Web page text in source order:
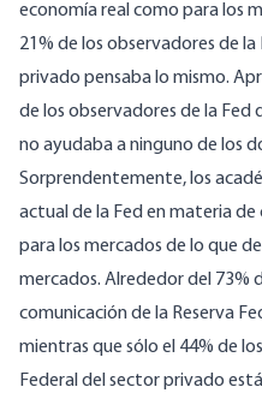
economía real como para los
21% de los observadores de
privado pensaba lo mismo.
de los observadores de la Fed
no ayudaba a ninguno de los
Sorprendentemente, los
actual de la Fed en materia
para los mercados de lo que
mercados. Alrededor del 73%
comunicación de la Reserva
mientras que sólo el 44% de
Federal del sector privado